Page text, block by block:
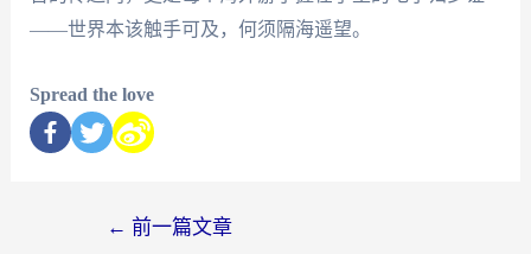
——世界本该触手可及，何须隔海遥望。
Spread the love
← 前一篇文章